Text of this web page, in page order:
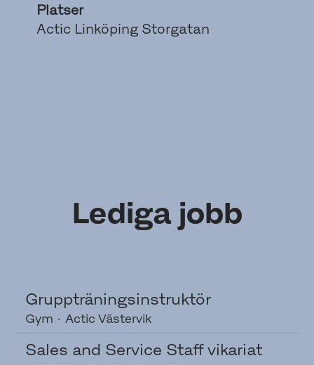
Platser
Actic Linköping Storgatan
Lediga jobb
Gruppträningsinstruktör
Gym · Actic Västervik
Sales and Service Staff vikariat